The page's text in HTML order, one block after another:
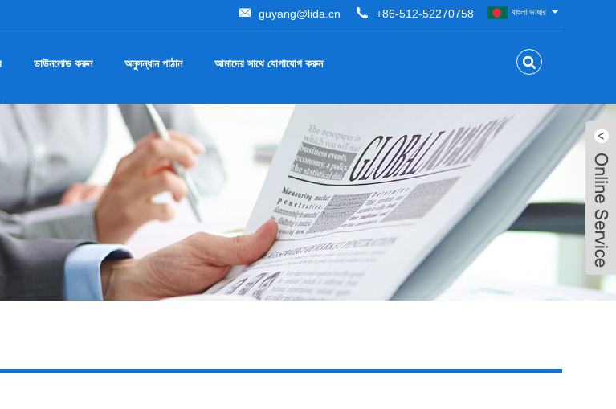
+86-512-52270758
guyang@lida.cn বাংলা ভাষার
ডাউনলোড করুন অনুসন্ধান পাঠান আমাদের সাথে যোগাযোগ করুন